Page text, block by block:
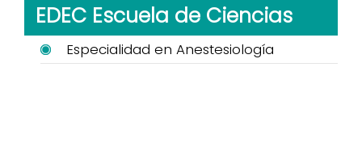
EDEC Escuela de Ciencias
Especialidad en Anestesiología